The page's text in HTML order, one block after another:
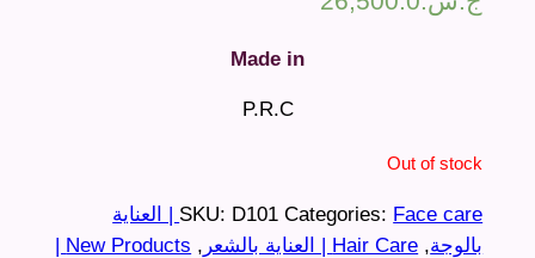
out of
Made in
P.R.C
Out of stock
SKU: D101 Categories:
Face care | العناية
بالوجة, Hair Care | العناية بالشعر ,
New Products |